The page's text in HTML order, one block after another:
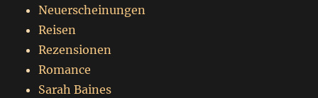
Neuerscheinungen
Reisen
Rezensionen
Romance
Sarah Baines